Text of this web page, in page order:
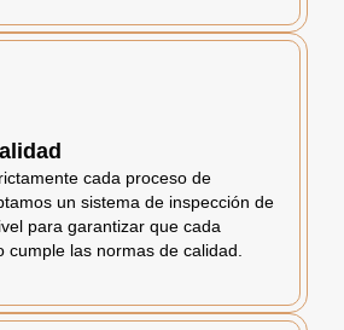
cada proceso de
un sistema de inspección de
para garantizar que cada
cumple las normas de calidad.